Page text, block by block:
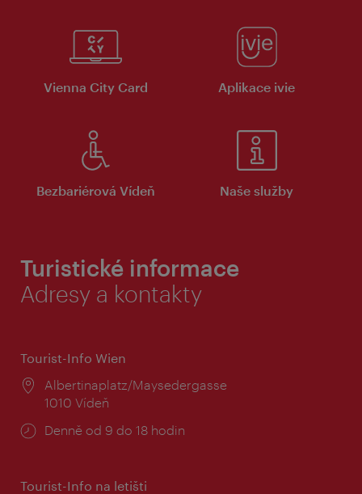
Vienna City Card Aplikace ivie
Bezbariérová Vídeň Naše služby
Turistické informace
Adresy a kontakty
Tourist-Info Wien
Místo:
Albertinaplatz/Maysedergasse
1010 Vídeň
Provozní
Denně od 9 do 18 hodin
Tourist-Info na letišti